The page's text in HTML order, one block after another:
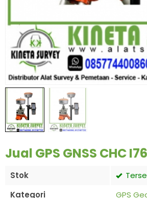
Jual GPS GNSS CHC
Stok
Kategori
GPS